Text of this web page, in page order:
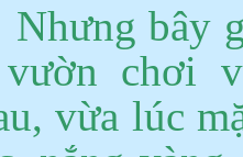
Nhưng bây
chơi
vừa lúc